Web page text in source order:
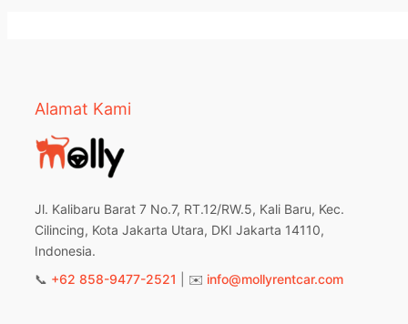
Alamat Kami
Jl. Kalibaru Barat 7 No.7, RT.12/RW.5, Kali Baru, Kec.
Cilincing, Kota Jakarta Utara, DKI Jakarta 14110,
Indonesia.
📞 +62 858-9477-2521 | ✉️ info@mollyrentcar.com